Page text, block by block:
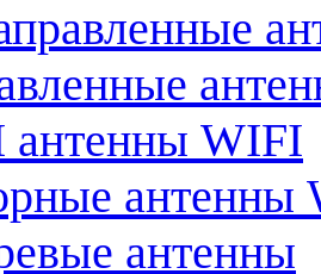
антенны WIFI
антенны
антенны